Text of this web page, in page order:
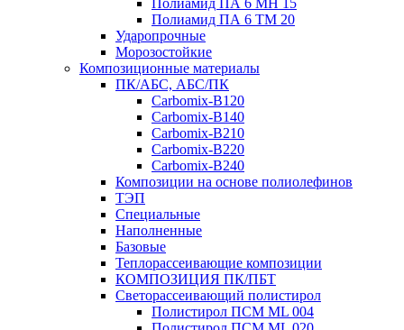
Полиамид ПА 6 МН 15
Полиамид ПА 6 ТМ 20
Ударопрочные
Морозостойкие
Композиционные материалы
ПК/АБС, АБС/ПК
Carbomix-В120
Carbomix-В140
Carbomix-В210
Carbomix-В220
Carbomix-В240
Композиции на основе полиолефинов
ТЭП
Специальные
Наполненные
Базовые
Теплорассеивающие композиции
КОМПОЗИЦИЯ ПК/ПБТ
Светорассеивающий полистирол
Полистирол ПСМ ML 004